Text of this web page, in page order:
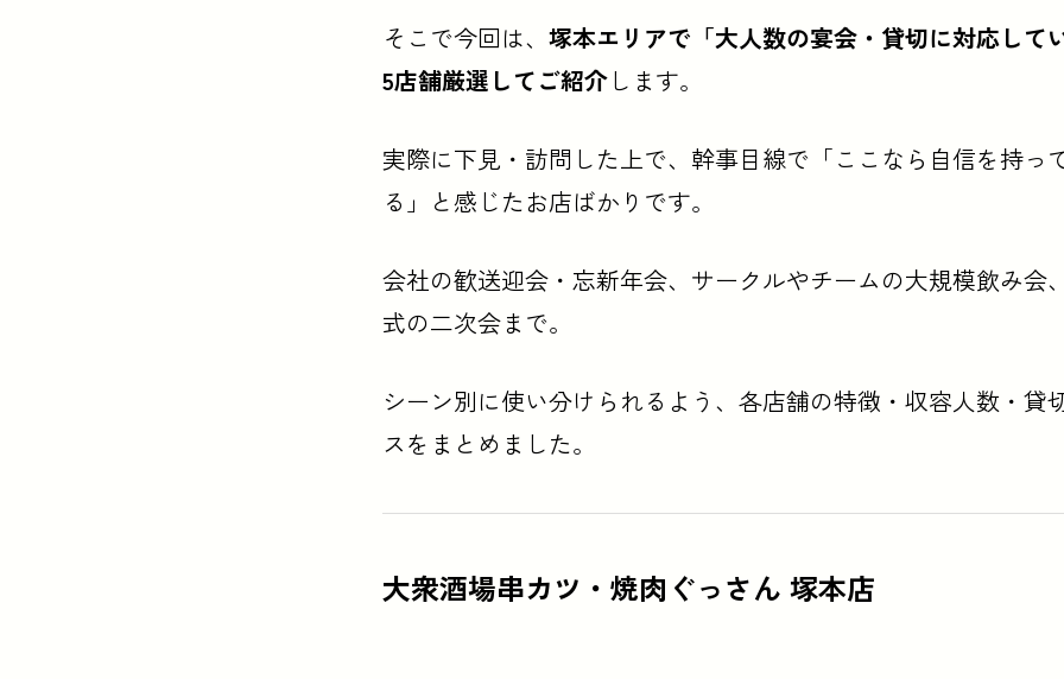
そこで今回は、 塚本エリアで「大人数の宴会・貸切に対応して
5店舗厳選してご紹介します。
実際に下見・訪問した上で、幹事目線で「ここなら自信を持っ
る」と感じたお店ばかりです。
会社の歓送迎会・忘新年会、サークルやチームの大規模飲み会
式の二次会まで。
シーン別に使い分けられるよう、各店舗の特徴・収容人数・貸
スをまとめました。
大衆酒場串カツ・焼肉ぐっさん 塚本店